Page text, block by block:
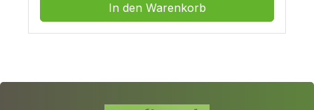
In den Warenkorb